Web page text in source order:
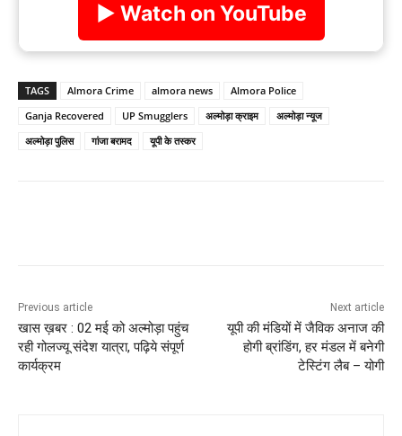
▶ Watch on YouTube
TAGS Almora Crime almora news
Almora Police
Ganja Recovered
UP Smugglers अल्मोड़ा क्राइम
अल्मोड़ा न्यूज
अल्मोड़ा पुलिस
गांजा बरामद यूपी के तस्कर
Previous article
खास ख़बर : 02 मई को अल्मोड़ा पहुंच
रही गोलज्यू संदेश यात्रा, पढ़िये संपूर्ण
कार्यक्रम
Next article
यूपी की मंडियों में जैविक अनाज की
होगी ब्रांडिंग, हर मंडल में बनेगी
टेस्टिंग लैब – योगी